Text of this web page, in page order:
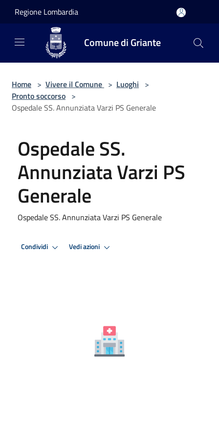
Regione Lombardia
Comune di Griante
Home > Vivere il Comune > Luoghi >
Pronto soccorso >
Ospedale SS. Annunziata Varzi PS Generale
Ospedale SS.
Annunziata Varzi PS
Generale
Ospedale SS. Annunziata Varzi PS Generale
Condividi Vedi azioni